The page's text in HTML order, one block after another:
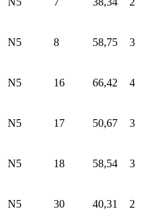
N5 8 58,75 3
N5 16 66,42 4
N5 17 50,67 3
N5 18 58,54 3
N5 30 40,31 2